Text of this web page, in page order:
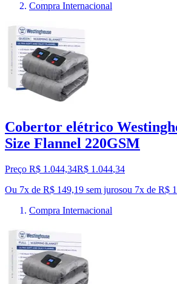
Compra Internacional
Cobertor elétrico
Size Flannel 220GSM
Preço R$ 1.044,34R$ 1.044,34
Ou 7x de R$ 149,19 sem jurosou 7x de R$
Compra Internacional